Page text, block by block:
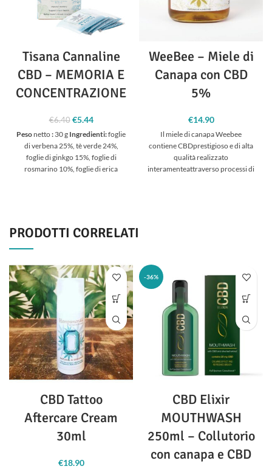
Tisana Cannaline
CBD – MEMORIA E
CONCENTRAZIONE
€6.40
Il prezzo
originale era:
€6.40.
€5.44
attuale è:
€5.44.
Pesonetto: 30 g Ingredienti:foglie
di verbena 25%, tè verde 24%,
foglie di ginkgo 15%, foglie di
rosmarino 10%, foglie di erica
artificiale. Dosaggio consigliato:
2
tazze al giorno lontano dai pasti.
Conservazione: conservare
fino a 25 ° C. Avviso:non adatto ai
bambini. Tenere fuori dalla portata
dei bambini. Non superare la dose
consigliata. Non va inteso come
sostituto di una dieta variata.
Periodo di validità:24 mesi
Confezione:20 unità
WeeBee – Miele di
Canapa con CBD
5%
€14.90
Il miele di canapa Weebee
contiene CBDprestigioso e di alta
qualità realizzato
interamenteattraverso processi di
PRODOTTI CORRELATI
CBD Tattoo
Aftercare Cream
30ml
€18.90
-36%
CBD Elixir
MOUTHWASH
250ml – Collutorio
con canapa e CBD